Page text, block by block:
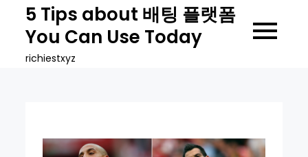
content
5 Tips about 배팅 플랫폼
You Can Use Today
richiestxyz